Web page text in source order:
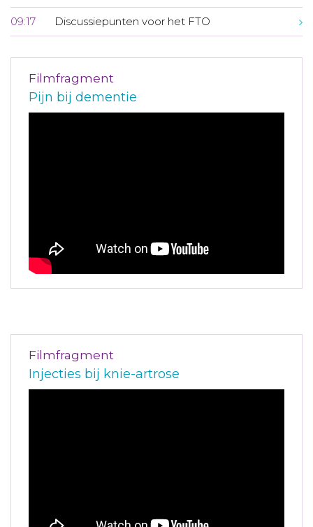
09:17 Discussiepunten voor het FTO
Filmfragment
Pijn bij dementie
Filmfragment
Injecties bij knie-artrose